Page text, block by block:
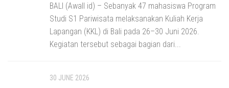
BALI (Awall id) – Sebanyak 47 mahasiswa Program
Studi S1 Pariwisata melaksanakan Kuliah Kerja
Lapangan (KKL) di Bali pada 26–30 Juni 2026.
Kegiatan tersebut sebagai bagian dari...
30 JUNE 2026